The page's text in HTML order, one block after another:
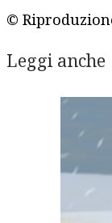
©
Leggi anche